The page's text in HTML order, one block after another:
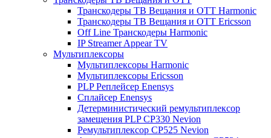
Транскодеры ТВ Вещания и ОТТ Harmonic
Транскодеры ТВ Вещания и ОТТ Ericsson
Off Line Транскодеры Harmonic
IP Streamer Appear TV
Мультиплексоры
Мультиплексоры Harmonic
Мультиплексоры Ericsson
PLP Реплейсер Enensys
Сплайсер Enensys
Детерминистический ремультиплексор
замещения PLP CP330 Nevion
Ремультиплексор CP525 Nevion